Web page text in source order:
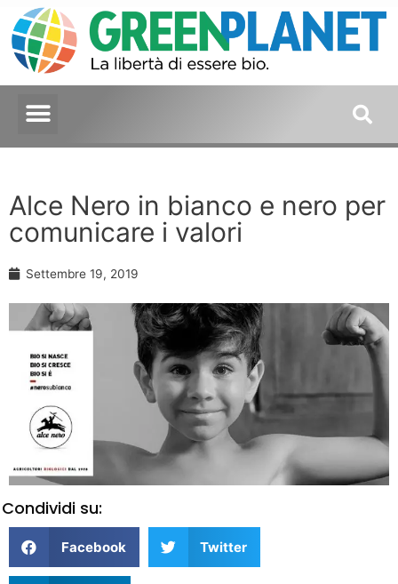
Alce Nero in bianco e nero per
comunicare i valori
Settembre 19, 2019
Condividi su:
Facebook Twitter